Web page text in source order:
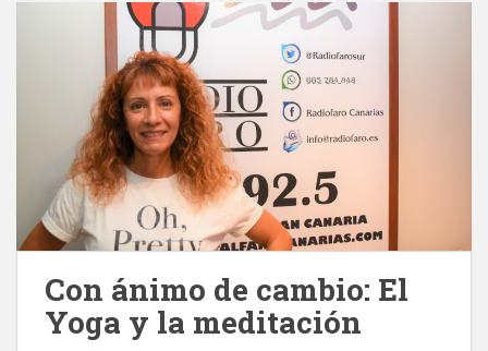
Con ánimo de cambio: El
Yoga y la meditación